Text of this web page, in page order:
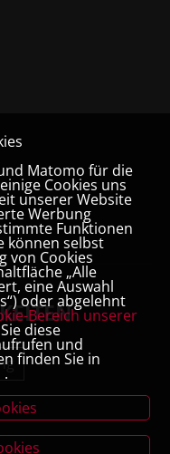
Matomo für die
Cookies uns
unserer Website
Werbung
Funktionen
können selbst
von Cookies
„Alle
eine Auswahl
oder abgelehnt
Bereich unserer
diese
und
finden Sie in
.